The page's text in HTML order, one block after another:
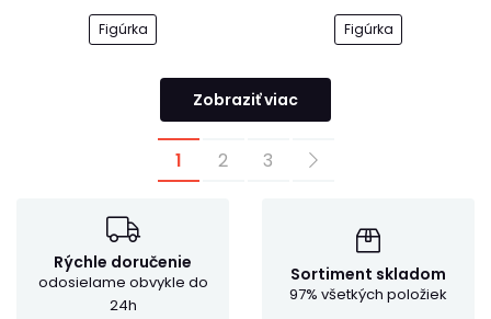
Figúrka Figúrka
Zobraziť viac
1 2 3
Rýchle doručenie
odosielame obvykle do
24h
Sortiment skladom
97% všetkých položiek